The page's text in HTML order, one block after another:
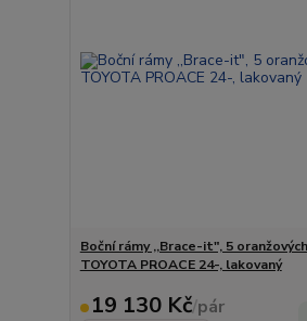
Boční rámy ,,Brace-it", 5
TOYOTA PROACE 24-, lakovaný
19 130 Kč/pár